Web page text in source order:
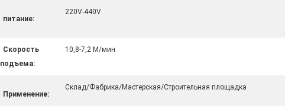
питание:
220V-440V
Скорость
подъема:
10,8-7,2 М/мин
Применение:
Склад/Фабрика/Мастерская/Строительная площадка